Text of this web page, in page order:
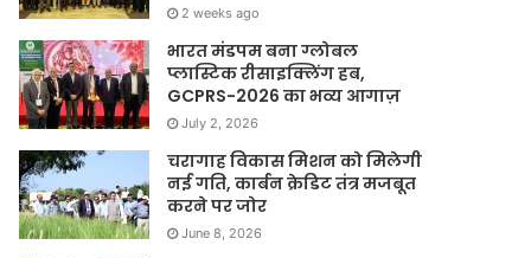
2 weeks ago
भारत मंडपम बना ग्लोबल
प्लास्टिक रीसाइक्लिंग हब,
GCPRS-2026 का भव्य आगाज़
July 2, 2026
चरागाह विकास मिशन को मिलेगी
नई गति, कार्बन क्रेडिट तंत्र मजबूत
करने पर जोर
June 8, 2026